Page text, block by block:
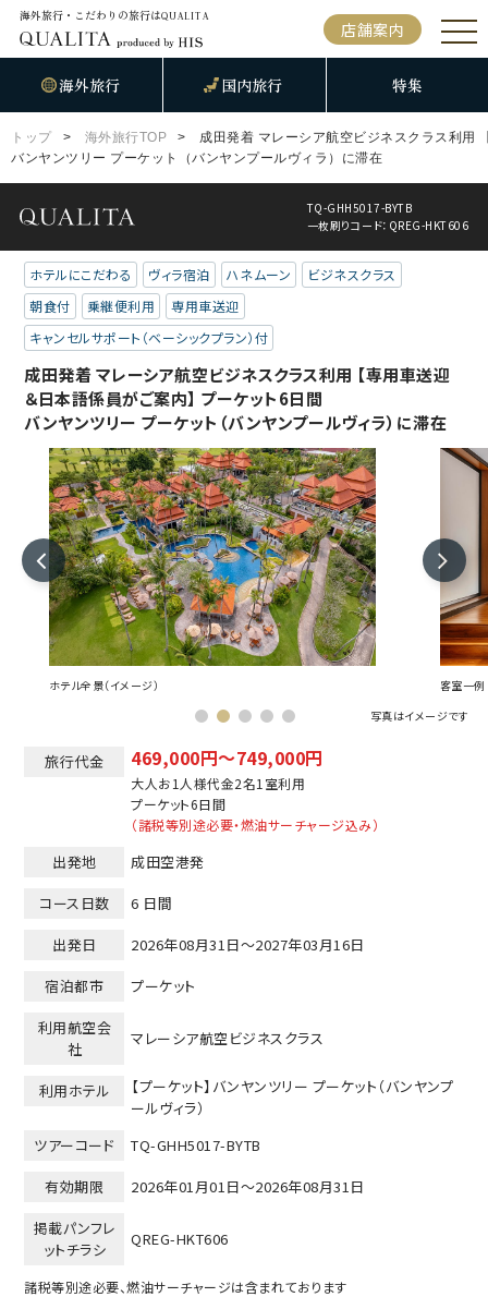
海外旅行・こだわりの旅行はQUALITA
店舗案内
海外旅行 国内旅行 特集
トップ 海外旅行TOP
成田発着 マレーシア航空ビジネスクラス利用
バンヤンツリー プーケット（バンヤンプールヴィラ）に滞在
TQ-GHH5017-BYTB
一枚刷りコード：QREG-HKT606
ホテルにこだわる ヴィラ宿泊 ハネムーン
ビジネスクラス
朝食付
乗継便利用
専用車送迎
キャンセルサポート（ベーシックプラン）付
成田発着 マレーシア航空ビジネスクラス利用 【専用車送迎
＆日本語係員がご案内】 プーケット6日間
バンヤンツリー プーケット（バンヤンプールヴィラ）に滞在
ホテル全景（イメージ）
客室一例
写真はイメージです
旅行代金 469,000円～749,000円
大人お1人様代金2名1室利用
プーケット6日間
（諸税等別途必要・燃油サーチャージ込み）
出発地
成田空港発
コース日数
6 日間
出発日
2026年08月31日～2027年03月16日
宿泊都市
プーケット
利用航空会
社
マレーシア航空ビジネスクラス
利用ホテル
【プーケット】バンヤンツリー プーケット（バンヤンプ
ールヴィラ）
ツアーコード
TQ-GHH5017-BYTB
有効期限
2026年01月01日～2026年08月31日
掲載パンフレ
ットチラシ
QREG-HKT606
諸税等別途必要、燃油サーチャージは含まれております